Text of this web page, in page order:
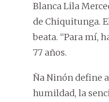
Blanca Lila
de Chiquitunga.
beata. “Para mí,
77 años.
Ña Ninón define
humildad, la